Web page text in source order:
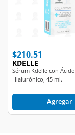
$210.51
KDELLE
Sérum Kdelle con Ácido
Hialurónico, 45 ml.
Agregar